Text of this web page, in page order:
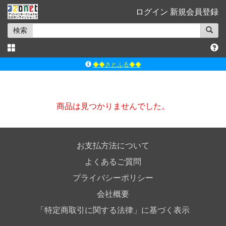
ログイン 新規会員登録
検索
◆◆さとふる◆◆
ｱｿﾞﾝｵﾝﾗｲﾝｼｮｯﾌﾟX
商品は見つかりませんでした。
お支払方法について
よくあるご質問
プライバシーポリシー
会社概要
「特定商取引に関する法律」に基づく表示